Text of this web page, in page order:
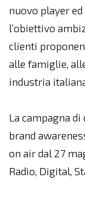
nuovo player
l’obiettivo
clienti
alle famiglie,
industria
La campagna
brand
on air dal 27
Radio, Digital,